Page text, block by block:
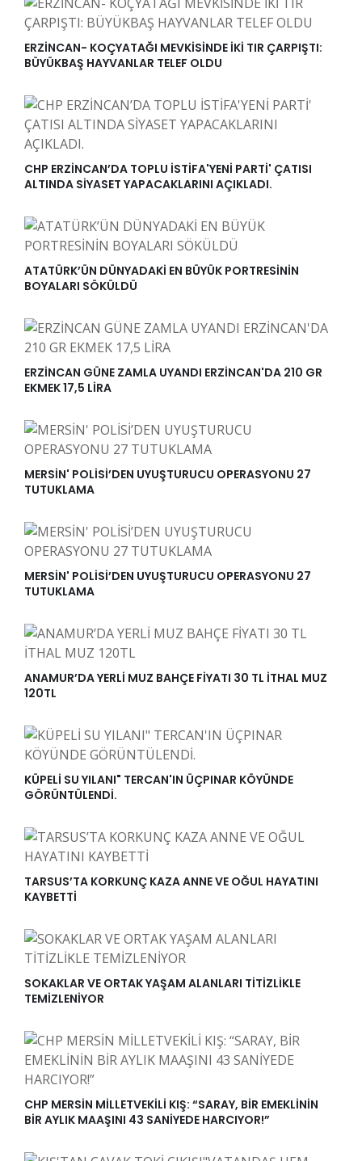
ERZİNCAN- KOÇYATAĞI MEVKİSİNDE İKİ TIR ÇARPIŞTI:
BÜYÜKBAŞ HAYVANLAR TELEF OLDU
CHP ERZİNCAN’DA TOPLU İSTİFA'YENİ PARTİ' ÇATISI
ALTINDA SİYASET YAPACAKLARINI AÇIKLADI.
ATATÜRK’ÜN DÜNYADAKİ EN BÜYÜK PORTRESİNİN
BOYALARI SÖKÜLDÜ
ERZİNCAN GÜNE ZAMLA UYANDI ERZİNCAN'DA 210 GR
EKMEK 17,5 LİRA
MERSİN' POLİSİ’DEN UYUŞTURUCU OPERASYONU 27
TUTUKLAMA
MERSİN' POLİSİ’DEN UYUŞTURUCU OPERASYONU 27
TUTUKLAMA
ANAMUR’DA YERLİ MUZ BAHÇE FİYATI 30 TL İTHAL MUZ
120TL
KÜPELİ SU YILANI" TERCAN'IN ÜÇPINAR KÖYÜNDE
GÖRÜNTÜLENDİ.
TARSUS’TA KORKUNÇ KAZA ANNE VE OĞUL HAYATINI
KAYBETTİ
SOKAKLAR VE ORTAK YAŞAM ALANLARI TİTİZLİKLE
TEMİZLENİYOR
CHP MERSİN MİLLETVEKİLİ KIŞ: “SARAY, BİR EMEKLİNİN
BİR AYLIK MAAŞINI 43 SANİYEDE HARCIYOR!”